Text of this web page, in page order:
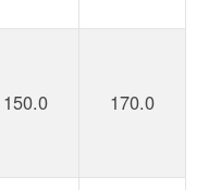
150.0 170.0